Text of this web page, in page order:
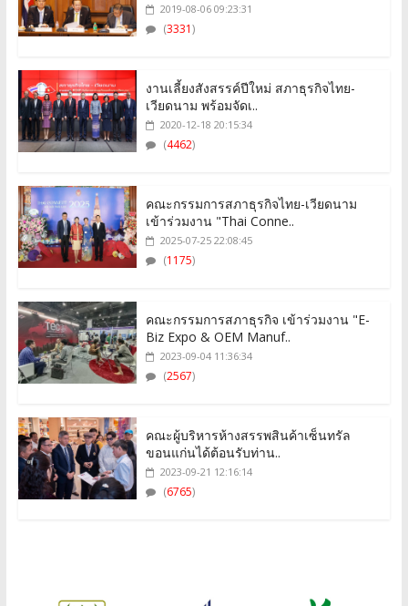
2019-08-06 09:23:31
(3331)
งานเลี้ยงสังสรรค์ปีใหม่ สภาธุรกิจไทย-
เวียดนาม พร้อมจัดเ..
2020-12-18 20:15:34
(4462)
คณะกรรมการสภาธุรกิจไทย-เวียดนาม
เข้าร่วมงาน "Thai Conne..
2025-07-25 22:08:45
(1175)
คณะกรรมการสภาธุรกิจ เข้าร่วมงาน "E-
Biz Expo & OEM Manuf..
2023-09-04 11:36:34
(2567)
คณะผู้บริหารห้างสรรพสินค้าเซ็นทรัล
ขอนแก่นได้ต้อนรับท่าน..
2023-09-21 12:16:14
(6765)